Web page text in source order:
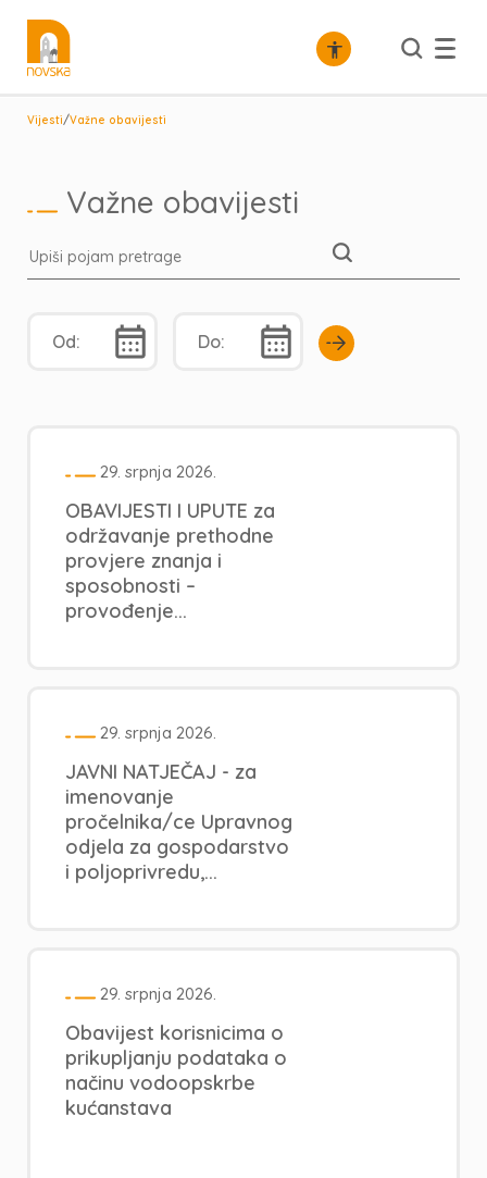
Vijesti/Važne obavijesti
Važne obavijesti
29. srpnja 2026.
OBAVIJESTI I UPUTE za
održavanje prethodne
provjere znanja i
sposobnosti –
provođenje...
29. srpnja 2026.
JAVNI NATJEČAJ - za
imenovanje
pročelnika/ce Upravnog
odjela za gospodarstvo
i poljoprivredu,...
29. srpnja 2026.
Obavijest korisnicima o
prikupljanju podataka o
načinu vodoopskrbe
kućanstava